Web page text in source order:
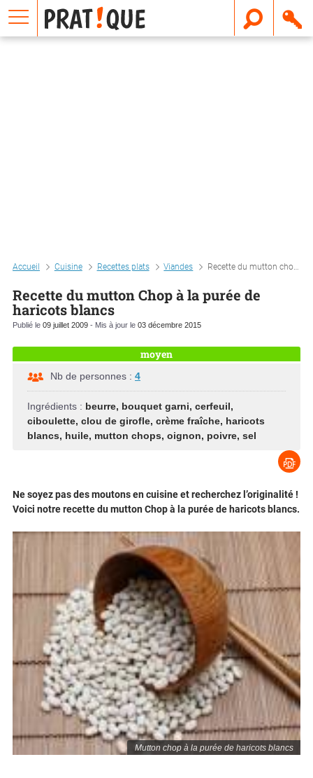
Accueil Cuisine Recettes plats Viandes Recette du mutton chop à la purée de haricots blancs
Recette du mutton Chop à la purée de
haricots blancs
Publié le 09 juillet 2009 - Mis à jour le 03 décembre 2015
moyen
Nb de personnes : 4
Ingrédients : beurre, bouquet garni, cerfeuil,
ciboulette, clou de girofle, crème fraîche, haricots
blancs, huile, mutton chops, oignon, poivre, sel
Mutton chop à la purée de haricots blancs
Ne soyez pas des moutons en cuisine et recherchez l’originalité !
Voici notre recette du mutton Chop à la purée de haricots blancs.
E
m
a